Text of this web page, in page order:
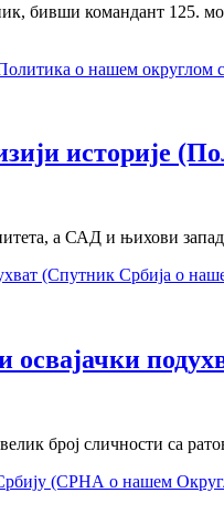
бивши командант 125.
историје
а САД и њихови
освајачки
број сличности са